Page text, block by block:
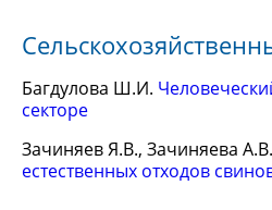
Багдулова Ш.И.
секторе
Зачиняев Я.В., Зачиняева А.В.
естественных отходов